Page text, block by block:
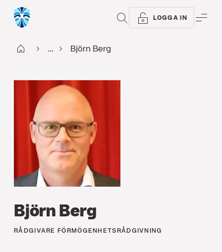
SÖK LOGGA IN
Start ... Björn Berg
Björn Berg
RÅDGIVARE FÖRMÖGENHETSRÅDGIVNING